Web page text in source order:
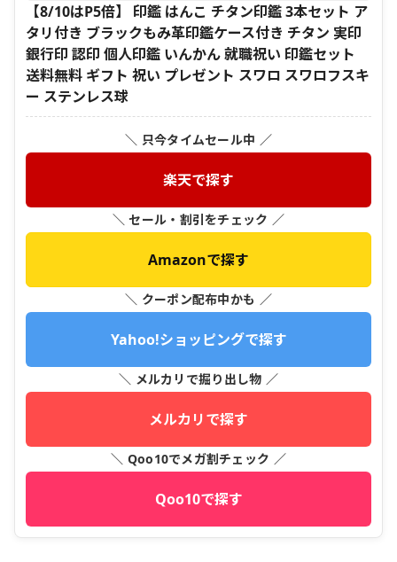
【8/10はP5倍】 印鑑 はんこ チタン印鑑 3本セット ア
タリ付き ブラックもみ革印鑑ケース付き チタン 実印
銀行印 認印 個人印鑑 いんかん 就職祝い 印鑑セット
送料無料 ギフト 祝い プレゼント スワロ スワロフスキ
ー ステンレス球
＼ 只今タイムセール中 ／
楽天で探す
＼ セール・割引をチェック ／
Amazonで探す
＼ クーポン配布中かも ／
Yahoo!ショッピングで探す
＼ メルカリで掘り出し物 ／
メルカリで探す
＼ Qoo10でメガ割チェック ／
Qoo10で探す